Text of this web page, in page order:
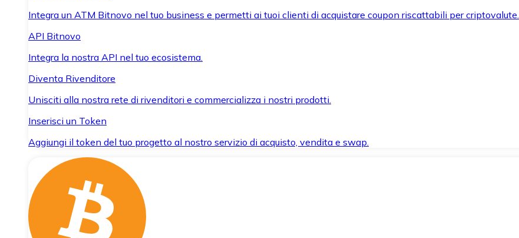
Integra un ATM Bitnovo nel tuo business e permetti ai tuoi clienti di acquistare coupon riscattabili per criptovalute.
API Bitnovo
Integra la nostra API nel tuo ecosistema.
Diventa Rivenditore
Unisciti alla nostra rete di rivenditori e commercializza i nostri prodotti.
Inserisci un Token
Aggiungi il token del tuo progetto al nostro servizio di acquisto, vendita e swap.